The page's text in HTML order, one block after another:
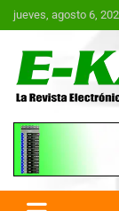
Saltar
al
jueves, agosto 6,
E-